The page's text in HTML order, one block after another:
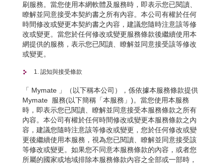
刷服務。當您使用本網軟體及服務時，即表示您已閱讀、
瞭解並同意接受本契約書之所有內容。本公司有權於任何
時間修改或變更本契約書之內容，建議您隨時注意該等修
改或變更。當您於任何修改或變更服務條款後繼續使用本
網提供的服務，表示您已閱讀、瞭解並同意接受該等修改
或變更。
1. 認知與接受條款
「 Mymate 」（以下稱本公司），係依據本服務條款提供
Mymate 服務(以下簡稱「本服務」)。當您使用本服務
時，即表示您已閱讀、瞭解並同意接受本服務條款之所有
內容。本公司有權於任何時間修改或變更本服務條款之內
容，建議您隨時注意該等修改或變更，您於任何修改或變
更後繼續使用本服務，視為您已閱讀、瞭解並同意接受該
等修改或變更。如果您不同意本服務條款的內容，或者您
所屬的國家或地域排除本服務條款內容之全部或一部時，